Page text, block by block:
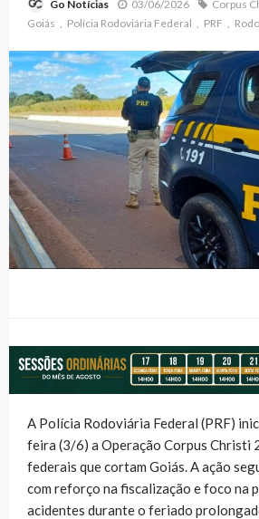
Go Notícias 03/06/2026 Corpus
Goiás
Polícia Rodoviária Federal PRF
A Polícia Rodoviária Federal (PRF)
feira (3/6) a Operação Corpus Christi
federais que cortam Goiás. A ação
com reforço na fiscalização e foco na
acidentes durante o feriado